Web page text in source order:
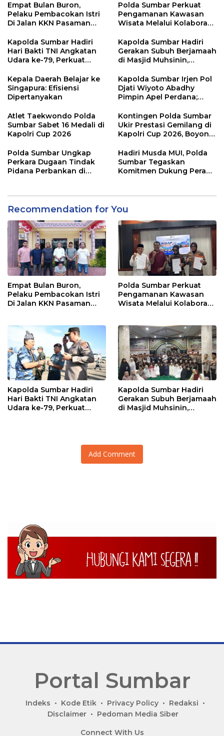
Empat Bulan Buron,
Pelaku Pembacokan Istri
Di Jalan KKN Pasaman
Personel Sat Reskrim Res
Pasbar Di Provinsi
Sumatera Utara
Polda Sumbar Perkuat
Pengamanan Kawasan
Wisata Melalui Kolaborasi
Kapolda Sumbar Hadiri
Hari Bakti TNI Angkatan
Udara ke-79, Perkuat
Kapolda Sumbar Hadiri
Gerakan Subuh Berjamaah
di Masjid Muhsinin,
“Ngopi Subuh”
Kepala Daerah Belajar ke
Singapura: Efisiensi
Dipertanyakan
Kapolda Sumbar Irjen Pol
Djati Wiyoto Abadhy
Pimpin Apel Perdana;
dengan Humanis
Atlet Taekwondo Polda
Sumbar Sabet 16 Medali di
Kapolri Cup 2026
Kontingen Polda Sumbar
Ukir Prestasi Gemilang di
Kapolri Cup 2026, Boyong
Polda Sumbar Ungkap
Perkara Dugaan Tindak
Pidana Perbankan di
3 Orang Ditetapkan
Tersangka
Hadiri Musda MUI, Polda
Sumbar Tegaskan
Komitmen Dukung Peran
Recommendation for You
Empat Bulan Buron,
Pelaku Pembacokan Istri
Di Jalan KKN Pasaman
Pasbar Di Provinsi
Sumatera Utara
Polda Sumbar Perkuat
Pengamanan Kawasan
Wisata Melalui Kolaborasi
Kapolda Sumbar Hadiri
Hari Bakti TNI Angkatan
Udara ke-79, Perkuat
Kapolda Sumbar Hadiri
Gerakan Subuh Berjamaah
di Masjid Muhsinin,
Add Comment
Portal Sumbar
Indeks Kode Etik Privacy Policy
Redaksi
Disclaimer
Pedoman Media Siber
Connect With Us